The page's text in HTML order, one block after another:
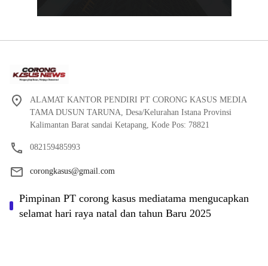
ALAMAT KANTOR PENDIRI PT CORONG KASUS MEDIA
TAMA DUSUN TARUNA, Desa/Kelurahan Istana Provinsi
Kalimantan Barat sandai Ketapang, Kode Pos: 78821
082159485993
corongkasus@gmail.com
Pimpinan PT corong kasus mediatama mengucapkan
selamat hari raya natal dan tahun Baru 2025